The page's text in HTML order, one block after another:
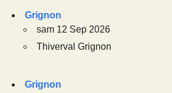
Grignon
sam 12 Sep 2026
Thiverval Grignon
Grignon